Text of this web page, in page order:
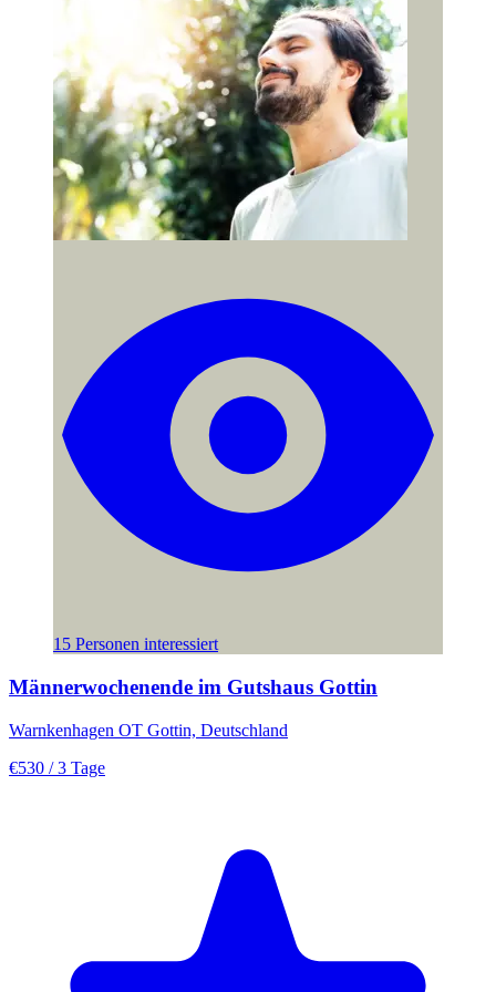
15 Personen interessiert
Männerwochenende im Gutshaus Gottin
Warnkenhagen OT Gottin, Deutschland
€530 / 3 Tage